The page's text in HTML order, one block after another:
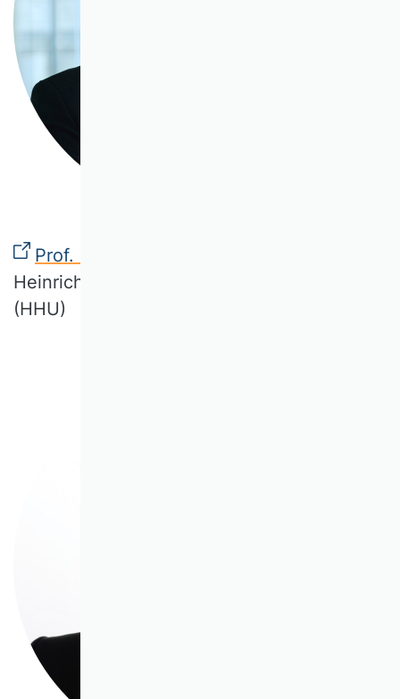
Prof. Dr. Barbara E. Weißenberger
Heinrich-Heine-Universität Düsseldorf
(HHU)